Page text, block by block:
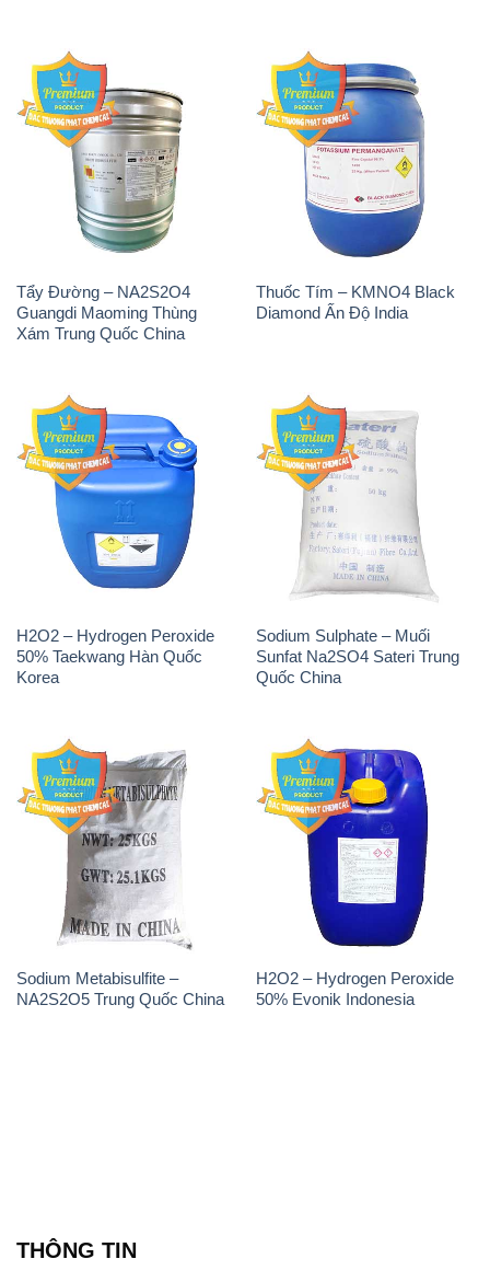
Tẩy Đường – NA2S2O4
Guangdi Maoming Thùng
Xám Trung Quốc China
Thuốc Tím – KMNO4 Black
Diamond Ấn Độ India
H2O2 – Hydrogen Peroxide
50% Taekwang Hàn Quốc
Korea
Sodium Sulphate – Muối
Sunfat Na2SO4 Sateri Trung
Quốc China
Sodium Metabisulfite –
NA2S2O5 Trung Quốc China
H2O2 – Hydrogen Peroxide
50% Evonik Indonesia
THÔNG TIN